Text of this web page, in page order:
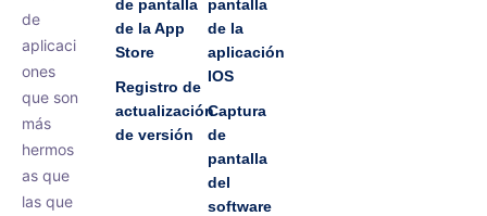
de
aplicaci
ones
que son
más
hermos
as que
las que
de pantalla
de la App
Store
Registro de
actualización
de versión
pantalla
de la
aplicación
IOS
Captura
de
pantalla
del
software